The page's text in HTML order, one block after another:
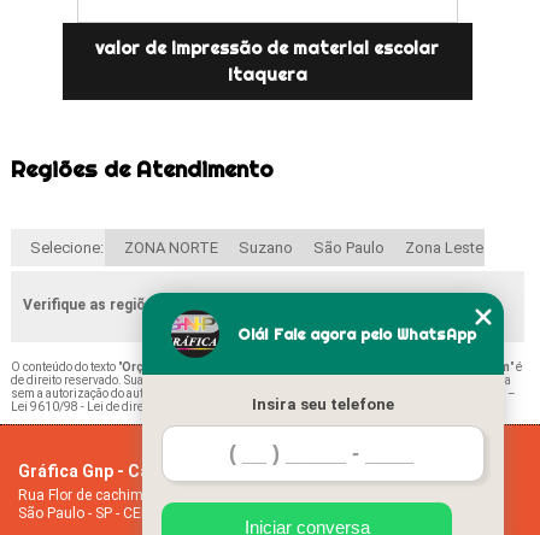
valor de impressão de material escolar
Itaquera
Regiões de Atendimento
Selecione: ZONA NORTE Suzano São Paulo Zona Leste
Verifique as regiões que atendemos
O conteúdo do texto "Orçamento de Impressão de Declaração de Escolaridade Belém" é
de direito reservado. Sua reprodução, parcial ou total, mesmo citando nossos links, é proibida
sem a autorização do autor. Crime de violação de direito autoral – artigo 184 do Código Penal –
Lei 9610/98 - Lei de direitos autorais
Gráfica Gnp - Cartão de visita
Rua Flor de cachimbo, 274 - Jardim Santana
São Paulo - SP - CEP: 08050-040
Empresa
Missão
Olá! Fale agora pelo WhatsApp
Insira seu telefone
Iniciar conversa